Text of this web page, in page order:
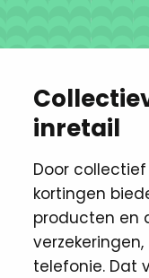
inretail
Door
kortingen
producten en
telefonie. Dat